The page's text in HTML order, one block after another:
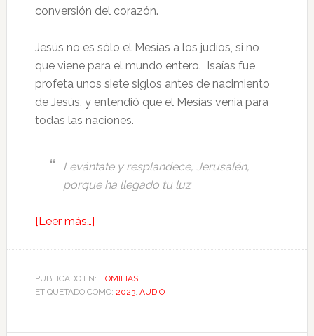
conversión del corazón.
Jesús no es sólo el Mesías a los judíos, si no
que viene para el mundo entero. Isaías fue
profeta unos siete siglos antes de nacimiento
de Jesús, y entendió que el Mesías venia para
todas las naciones.
Levántate y resplandece, Jerusalén,
porque ha llegado tu luz
[Leer más…]
PUBLICADO EN: HOMILIAS
ETIQUETADO COMO: 2023, AUDIO